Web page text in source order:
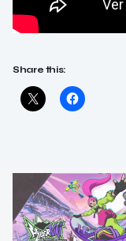
Share this: